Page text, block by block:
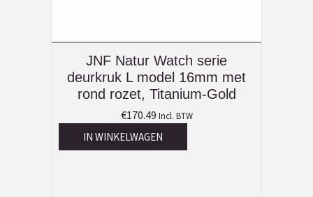
JNF Natur Watch serie
deurkruk L model 16mm met
rond rozet, Titanium-Gold
€170.49 Incl. BTW
IN WINKELWAGEN